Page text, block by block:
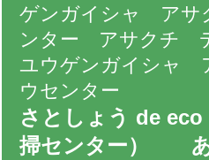
ゲンガイシャ アサ
ンター アサク
ユウゲンガイシャ
ウセンター
さとしょう de eco
掃センター） あ